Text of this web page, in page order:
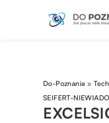
Do-Poznania »
SEIFERT-